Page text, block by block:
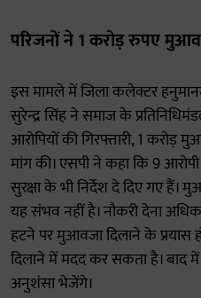
परिजनों ने 1 करोड़ रुपए
इस मामले में जिला कलेक्टर
सुरेन्द्र सिंह ने समाज के
आरोपियों की गिरफ्तारी, 1 करोड़
मांग की। एसपी ने कहा कि 9
सुरक्षा के भी निर्देश दे दिए गए
यह संभव नहीं है। नौकरी देना
हटने पर मुआवजा दिलाने के प्रयास
दिलाने में मदद कर सकता है। बाद
अनुशंसा भेजेंगे।